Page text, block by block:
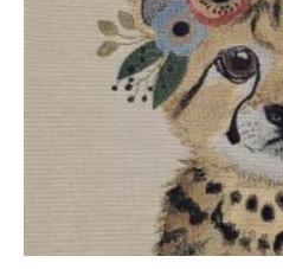
herfstbladeren